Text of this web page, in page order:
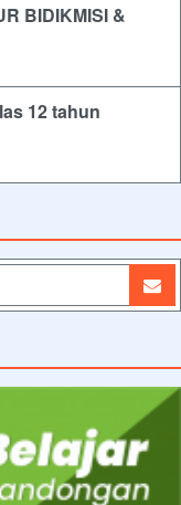
BIDIKMISI &
12 tahun